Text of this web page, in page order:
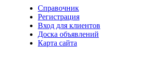
Справочник
Регистрация
Вход для клиентов
Доска объявлений
Карта сайта